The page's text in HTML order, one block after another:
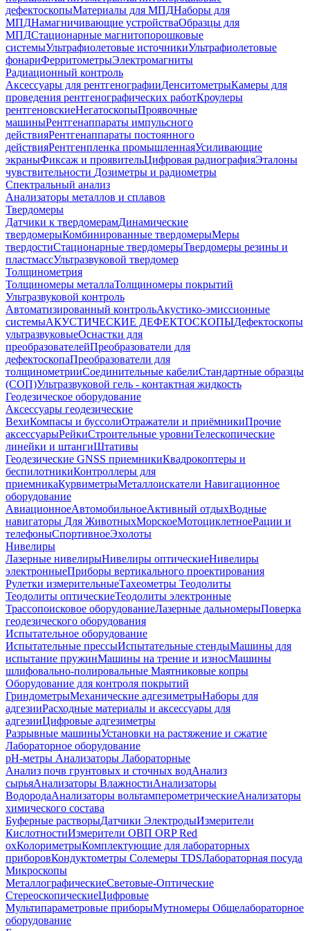
дефектоскопыМатериалы для МПДНаборы для
МПДНамагничивающие устройстваОбразцы для
МПДСтационарные магнитопорошковые
системыУльтрафиолетовые источникиУльтрафиолетовые
фонариФерритометрыЭлектромагниты
Радиационный контроль
Аксессуары для рентгенографииДенситометрыКамеры для
проведения рентгенографических работКроулеры
рентгеновскиеНегатоскопыПроявочные
машиныРентгенаппараты импульсного
действияРентгенаппараты постоянного
действияРентгенпленка промышленнаяУсиливающие
экраныФиксаж и проявительЦифровая радиографияЭталоны
чувствительности Дозиметры и радиометры
Спектральный анализ
Анализаторы металлов и сплавов
Твердомеры
Датчики к твердомерамДинамические
твердомерыКомбинированные твердомерыМеры
твердостиСтационарные твердомерыТвердомеры резины и
пластмассУльтразвуковой твердомер
Толщинометрия
Толщиномеры металлаТолщиномеры покрытий
Ультразвуковой контроль
Автоматизированный контрольАкустико-эмиссионные
системыАКУСТИЧЕСКИЕ ДЕФЕКТОСКОПЫДефектоскопы
ультразвуковыеОснастки для
преобразователейПреобразователи для
дефектоскопаПреобразователи для
толщинометрииСоединительные кабелиСтандартные образцы
(СОП)Ультразвуковой гель - контактная жидкость
Геодезическое оборудование
Аксессуары геодезические
ВехиКомпасы и буссолиОтражатели и приёмникиПрочие
аксессуарыРейкиСтроительные уровниТелескопические
линейки и штангиШтативы
Геодезические GNSS приемникиКвадрокоптеры и
беспилотникиКонтроллеры для
приемникаКурвиметрыМеталлоискатели Навигационное
оборудование
АвиационноеАвтомобильноеАктивный отдыхВодные
навигаторы Для ЖивотныхМорскоеМотоциклетноеРации и
телефоныСпортивноеЭхолоты
Нивелиры
Лазерные нивелирыНивелиры оптическиеНивелиры
электронныеПриборы вертикального проектирования
Рулетки измерительныеТахеометры Теодолиты
Теодолиты оптическиеТеодолиты электронные
Трассопоисковое оборудованиеЛазерные дальномерыПоверка
геодезического оборудования
Испытательное оборудование
Испытательные прессыИспытательные стендыМашины для
испытание пружинМашины на трение и износМашины
шлифовально-полировальные Маятниковые копры
Оборудование для контроля покрытий
ГриндометрыМеханические адгезиметрыНаборы для
адгезииРасходные материалы и аксессуары для
адгезииЦифровые адгезиметры
Разрывные машиныУстановки на растяжение и сжатие
Лабораторное оборудование
pH-метры Анализаторы Лабораторные
Анализ почв грунтовых и сточных водАнализ
сырьяАнализаторы ВлажностиАнализаторы
ВодородаАнализаторы вольтамперометрическиеАнализаторы
химического состава
Буферные растворыДатчики ЭлектродыИзмерители
КислотностиИзмерители ОВП ORP Red
oxКолориметрыКомплектующие для лабораторных
приборовКондуктометры Солемеры TDSЛабораторная посуда
Микроскопы
МеталлографическиеСветовые-Оптические
СтереоскопическиеЦифровые
Мультипараметровые приборыМутномеры Общелабораторное
оборудование